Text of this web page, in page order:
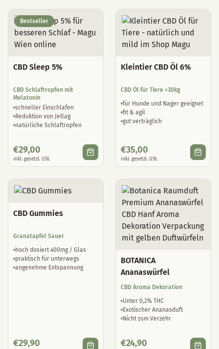
Bestseller
CBD Sleep 5%
CBD Schlaftropfen mit
Melatonin
schneller Einschlafen
Reduktion von Jetlag
natürliche Schlaftropfen
€29,00
inkl. gesetzl. USt.
Kleintier CBD Öl 6%
CBD Öl für Tiere <30kg
für Hunde und Nager geeignet
fit & agil
gut verträglich
€35,00
inkl. gesetzl. USt.
CBD Gummies
Granatapfel Sauer
hoch dosiert 400mg / Glas
praktisch für unterwegs
angenehme Entspannung
€29,90
BOTANICA
Ananaswürfel
CBD Aroma Dekoration
Unter 0,2% THC
Exotischer Ananasduft
Nicht zum Verzehr
€24,90